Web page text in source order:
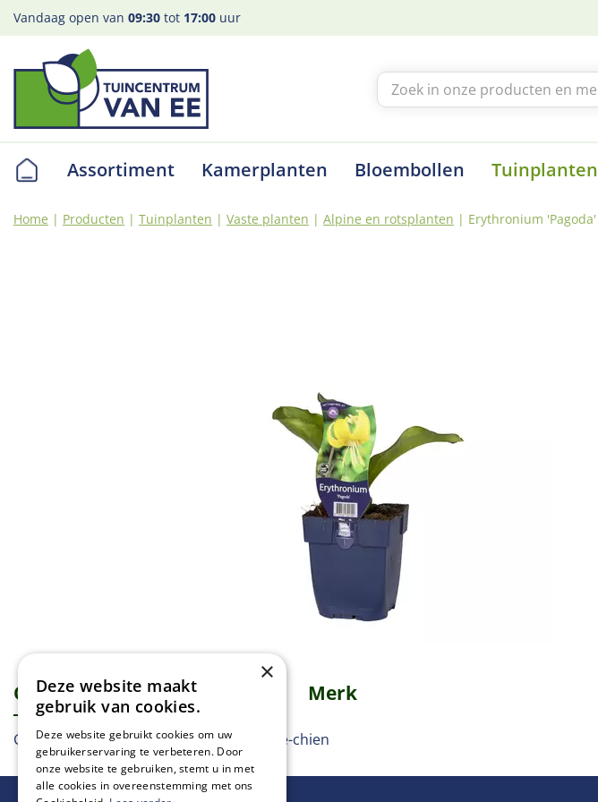
Ga
naar
Home Producten Tuinplanten Vaste planten Alpine en rotsplanten Erythronium 'Pagoda'
Vandaag open van 09:30 tot 17:00 uur
Assortiment Kamerplanten Bloembollen Tuinplanten
Omschrijving Specificaties Merk
Gele Hondstand, Hund Zahnlille, dent-de-chien
×
Deze website maakt
gebruik van cookies.
Deze website gebruikt cookies om uw
gebruikerservaring te verbeteren. Door
onze website te gebruiken, stemt u in met
alle cookies in overeenstemming met ons